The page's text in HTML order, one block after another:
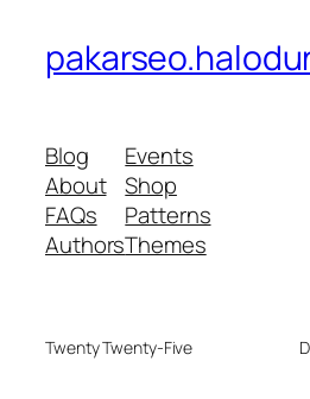
Blog
About
FAQs
Authors
Events
Shop
Patterns
Themes
Twenty Twenty-Five